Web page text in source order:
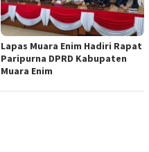
Lapas Muara Enim Hadiri Rapat
Paripurna DPRD Kabupaten
Muara Enim